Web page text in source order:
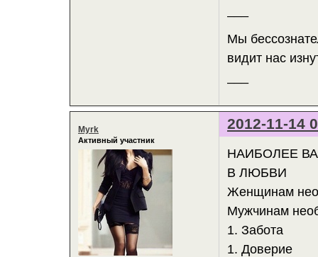
Мы
видит нас
2012-11-14
Myrk
Активный участник
НАИБОЛЕЕ
В ЛЮБВИ
Женщинам
Мужчинам
1. Забота
1. Доверие